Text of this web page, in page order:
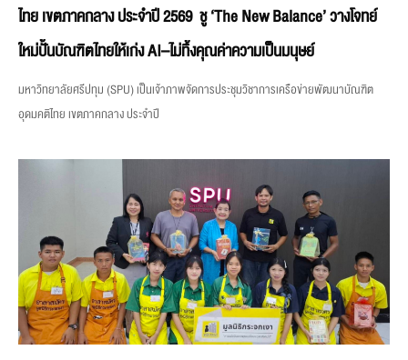
ไทย เขตภาคกลาง ประจำปี 2569 ชู ‘The New Balance’ วางโจทย์
ใหม่ปั้นบัณฑิตไทยให้เก่ง AI–ไม่ทิ้งคุณค่าความเป็นมนุษย์
มหาวิทยาลัยศรีปทุม (SPU) เป็นเจ้าภาพจัดการประชุมวิชาการเครือข่ายพัฒนาบัณฑิต
อุดมคติไทย เขตภาคกลาง ประจำปี